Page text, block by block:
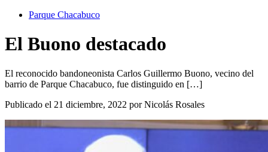
Parque Chacabuco
El Buono destacado
El reconocido bandoneonista Carlos Guillermo Buono, vecino del
barrio de Parque Chacabuco, fue distinguido en […]
Publicado el 21 diciembre, 2022 por Nicolás Rosales